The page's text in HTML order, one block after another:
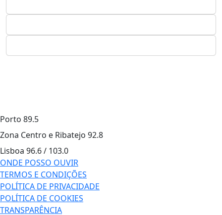
Porto 89.5
Zona Centro e Ribatejo 92.8
Lisboa 96.6 / 103.0
ONDE POSSO OUVIR
TERMOS E CONDIÇÕES
POLÍTICA DE PRIVACIDADE
POLÍTICA DE COOKIES
TRANSPARÊNCIA